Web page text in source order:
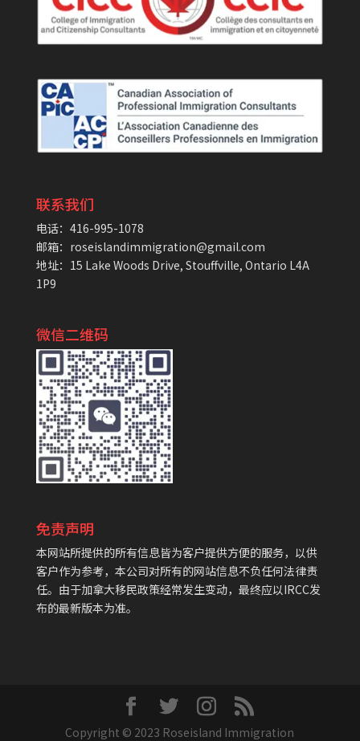
联系我们
电话：416-995-1078
邮箱：roseislandimmigration@gmail.com
地址：15 Lake Woods Drive, Stouffville, Ontario L4A
1P9
微信二维码
免责声明
本网站所提供的所有信息皆为客户提供方便的服务，以供
客户作为参考，本公司对所有的网站信息不负任何法律责
任。由于加拿大移民政策经常发生变动，最终应以IRCC发
布的最新版本为准。
Copyright © 2023 Roseisland Immigration